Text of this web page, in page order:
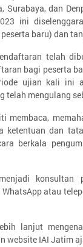
Surabaya, dan
ini
baru) dan
telah
bagi peserta
ujian kali ini
telah mengulang
membaca,
ketentuan dan
berkala
konsultan
atau
lanjut
website IAI Jatim